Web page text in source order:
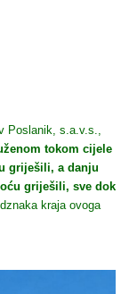
Poslanik, s.a.v.s.,
tokom cijele
griješili, a danju
griješili, sve dok
kraja ovoga